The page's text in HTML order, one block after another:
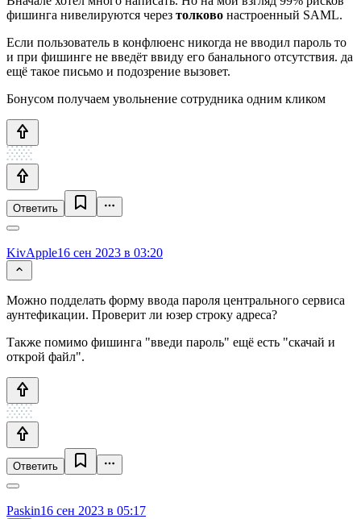
фишинга нивелируются через толково настроенный SAML.
Если пользователь в конфлюенс никогда не вводил пароль то
и при фишинге не введёт ввиду его банального отсутствия. да
ещё такое письмо и подозрение вызовет.
Бонусом получаем увольнение сотрудника одним кликом
Ответить
KivApple16 сен 2023 в 03:20
Можно подделать форму ввода пароля центрального сервиса
аунтефикации. Проверит ли юзер строку адреса?
Также помимо фишинга "введи пароль" ещё есть "скачай и
открой файл".
Ответить
Paskin16 сен 2023 в 05:17